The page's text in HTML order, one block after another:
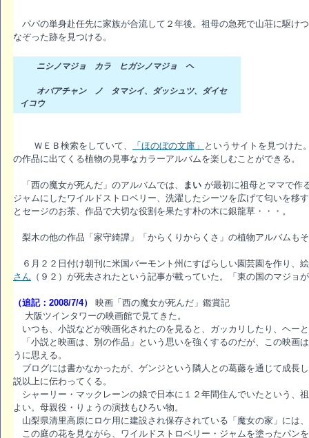
パパの単身赴任先に家族が合流して２年後。祖母の急死で山荘に駆け
なぞった跡を見つける。
ニシノマジョ カラ ヒガシノマジョ ヘ
オバアチャン ノ タマシイ、ダッシュツ、ダイセ
イコウ
ＷＥＢ検索をしていて、 「ほのぼの文庫」 というサイトを見つけた
の作品に出てくる植物の見事なカラーアルバムを楽しむことができる。
「西の魔女が死んだ」のアルバムでは、 まい が最初に祖母とママで作
ジャムにしたワイルドストロベリー、洗濯したシーツを広げて匂いを移
とセージのお茶、作品で大切な役割を果たす朴の木に銀龍草・・・。
梨木の他の作品「家守綺譚」「からくりからくさ」の植物アルバムも
６月２２日付け朝刊に米国バーモント州にすばらしい園芸園を作り、
さん （９２）が死去されたという記事が載っていた。「東の国のマジョ
（追記：2008/7/4）
映画「西の魔女が死んだ」鑑賞記
大阪ツインタワーの映画館で見てきた。
いつも、小説などが映画化されたのを見ると、ガッカリしたり、ヘー
「小説と映画は、別の作品」という思いを強くするのだが、この映画
うに思える。
ブログには書かなかったが、ゲンジという隣人との葛藤を通じて成長
説以上に伝わってくる。
シャーリー・マックレーンの娘で日本に１２年間住んでいたという、
よい。母親役・りょうの演技もひろい物。
山梨県清里高原にロケ用に建設され保存されている「魔女の家」には
この庭の花を見ながら、ワイルドストロベリー・ジャムを塗ったパン